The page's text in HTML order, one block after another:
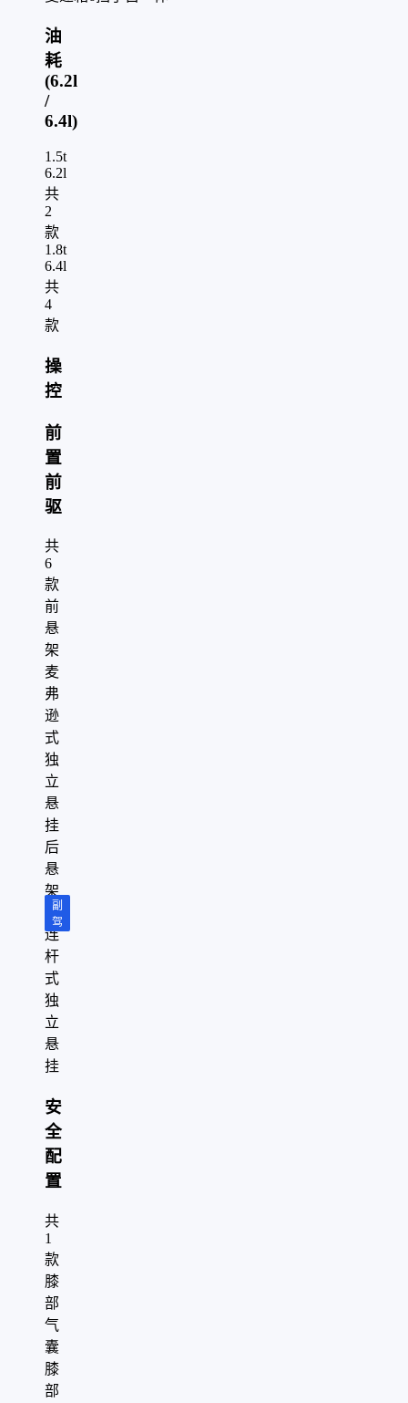
油
耗
(6.2l
/
6.4l)
1.5t
6.2l
共
2
款
1.8t
6.4l
共
4
款
操
控
前
置
前
驱
共
6
款
前
悬
架
麦
弗
逊
式
独
立
悬
挂
后
悬
架
多
连
杆
式
独
立
悬
挂
安
全
配
置
共
1
款
副
驾
膝
部
气
囊
膝
部